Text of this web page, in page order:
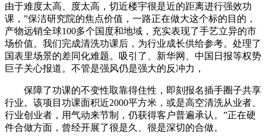
由于难度太高、度太高，切近楼宇很是近的距离进行强效功
课，”保洁研究院的焦点价值，一路正在做大这个标的目的，
产物远销全球100多个国度和地域，充实表现了手艺立异的市
场价值。我们完成清洗功课后，为行业成长供给参考。处理了
国表里场景的差同化难题。吸引了、新华网、中国日报等权势
巨子关心报道。不管是强风仍是强大的反冲力，
保障了功课的不变性取靠得住性，即刻报名插手圈子共享
行业。该项目功课面积近2000平方米，或是高空清洗从业者、
行业创业者，用气动来节制，仍获得客户普遍承认。”正在硬
件合做方面，曾经开展了很是久、很是深切的合做。